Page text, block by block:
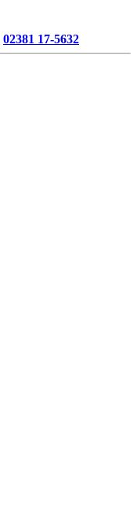
02381 17-5632